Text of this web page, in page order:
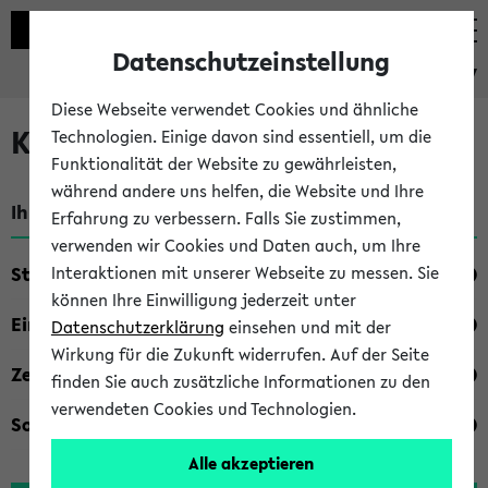
eKVV
Kombisuche im eKVV
Ihre Suchkriterien:
Studienfach
Einrichtung
Zeiten
Sonstiges
Datenschutzeinstellung
Diese Webseite verwendet Cookies und ähnliche
Technologien. Einige davon sind essentiell, um die
Funktionalität der Website zu gewährleisten,
während andere uns helfen, die Website und Ihre
Erfahrung zu verbessern. Falls Sie zustimmen,
verwenden wir Cookies und Daten auch, um Ihre
Interaktionen mit unserer Webseite zu messen. Sie
können Ihre Einwilligung jederzeit unter
Datenschutzerklärung einsehen und mit der
Wirkung für die Zukunft widerrufen. Auf der Seite
finden Sie auch zusätzliche Informationen zu den
verwendeten Cookies und Technologien.
Alle akzeptieren